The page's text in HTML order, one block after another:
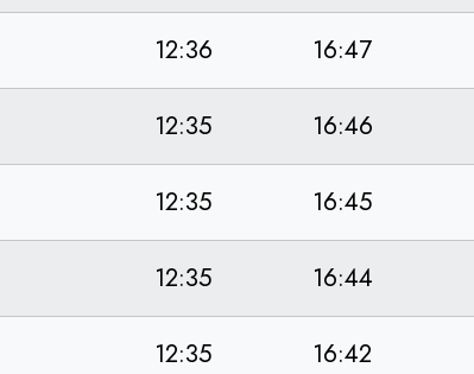
12:36 16:47
12:35 16:46
12:35 16:45
12:35 16:44
12:35 16:42